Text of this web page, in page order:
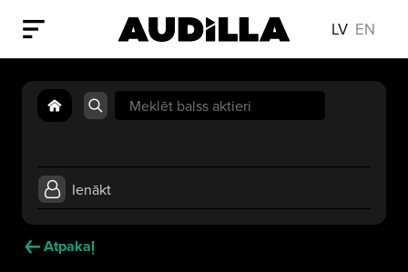
LV EN
Search
for:
Ienākt
Atpakaļ